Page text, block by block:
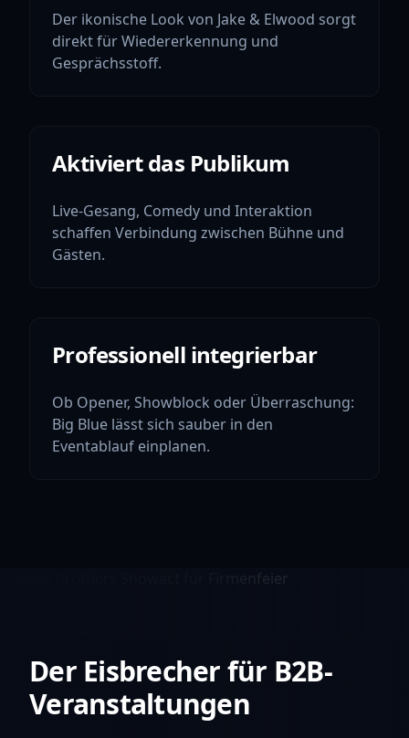
Der ikonische Look von Jake & Elwood sorgt
direkt für Wiedererkennung und
Gesprächsstoff.
Aktiviert das Publikum
Live-Gesang, Comedy und Interaktion
schaffen Verbindung zwischen Bühne und
Gästen.
Professionell integrierbar
Ob Opener, Showblock oder Überraschung:
Big Blue lässt sich sauber in den
Eventablauf einplanen.
Der Eisbrecher für B2B-
Veranstaltungen